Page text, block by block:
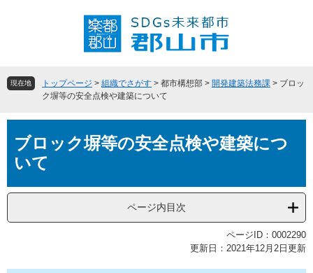
頭
飛現在地 トップページ > 組織でさがす > 都市構想部 > 開発建築法務課 > ブロッ
ク塀等の安全点検や建築について
文ブロック塀等の安全点検や建築につ
いて
ページ内目次
ページID：0002290
更新日：2021年12月2日更新